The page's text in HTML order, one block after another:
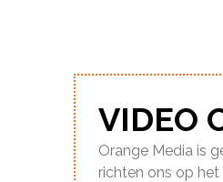
VIDEO
Orange Media is
richten ons op